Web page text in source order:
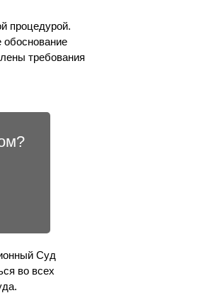
процедурой.
требования
Суд
во всех